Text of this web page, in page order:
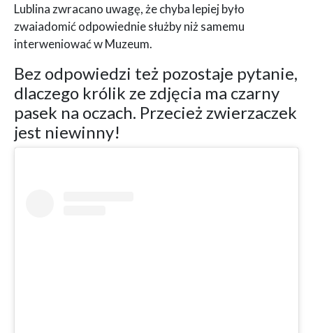
Lublina zwracano uwagę, że chyba lepiej było
zwaiadomić odpowiednie służby niż samemu
interweniować w Muzeum.
Bez odpowiedzi też pozostaje pytanie,
dlaczego królik ze zdjęcia ma czarny
pasek na oczach. Przecież zwierzaczek
jest niewinny!